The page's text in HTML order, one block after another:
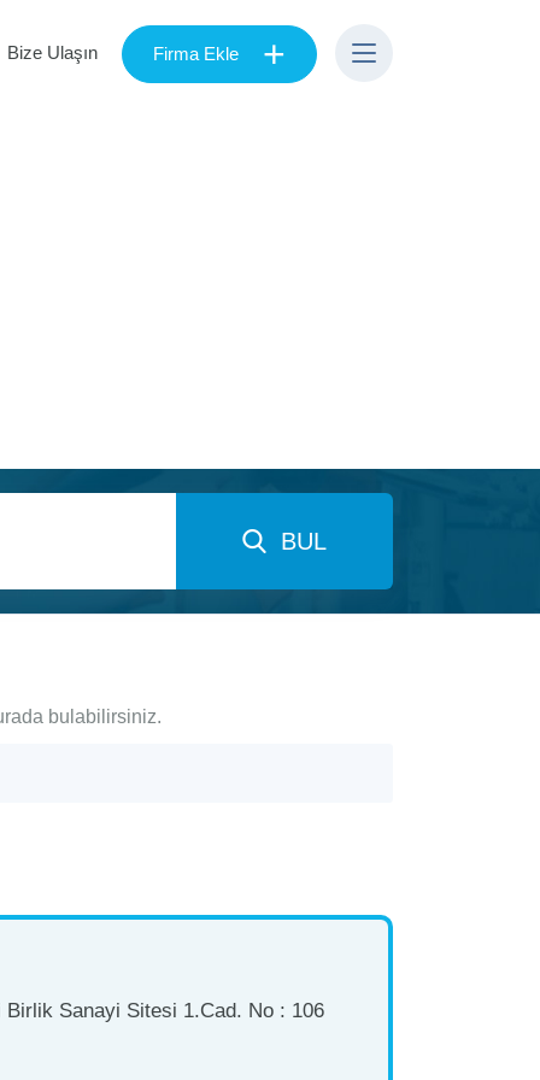
Bize Ulaşın Firma Ekle +
BUL
bulabilirsiniz.
Sanayi Sitesi 1.Cad. No : 106